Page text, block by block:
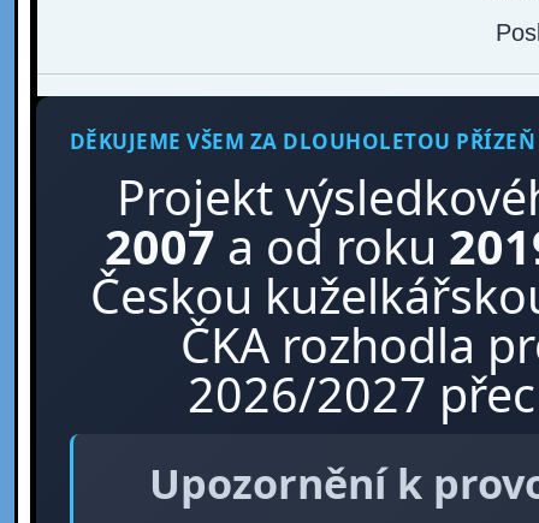
DĚKUJEME VŠEM ZA DLOUHOLETOU PŘÍZEŇ
Projekt
2007 a od roku
Českou
ČKA rozhodla
2026/2027
Upozornění k